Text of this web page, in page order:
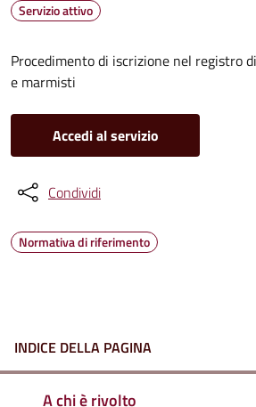
Servizio attivo
Procedimento di iscrizione nel registro
e marmisti
Accedi al servizio
Condividi
Normativa di riferimento
INDICE DELLA PAGINA
A chi è rivolto